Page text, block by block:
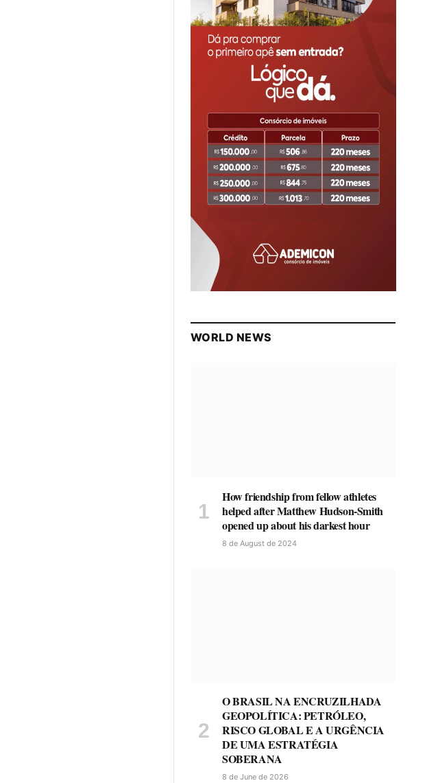
WORLD NEWS
How friendship from fellow athletes
helped after Matthew Hudson-Smith
opened up about his darkest hour
8 de August de 2024
O BRASIL NA ENCRUZILHADA
GEOPOLÍTICA: PETRÓLEO,
RISCO GLOBAL E A URGÊNCIA
DE UMA ESTRATÉGIA
SOBERANA
8 de June de 2026